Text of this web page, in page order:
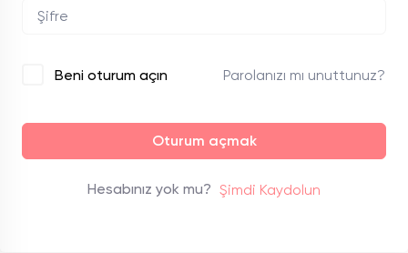
Beni oturum açın Parolanızı mı unuttunuz?
Oturum açmak
Hesabınız yok mu? Şimdi Kaydolun